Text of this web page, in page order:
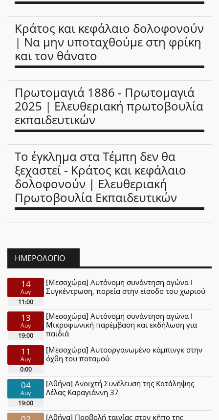
Κράτος και κεφάλαιο δολοφονούν
| Να μην υποταχθούμε στη φρίκη
και τον θάνατο
Πρωτομαγιά 1886 - Πρωτομαγιά
2025 | Ελευθεριακή πρωτοβουλία
εκπαιδευτικών
Το έγκλημα στα Τέμπη δεν θα
ξεχαστεί - Κράτος και κεφάλαιο
δολοφονούν | Ελευθεριακή
Πρωτοβουλία Εκπαιδευτικών
ΗΜΕΡΟΛΌΓΙΟ
14
Αυγ
11:00
[Μεσοχώρα] Αυτόνομη συνάντηση αγώνα Ι
Συγκέντρωση, πορεία στην είσοδο του χωριού
13
Αυγ
19:00
[Μεσοχώρα] Αυτόνομη συνάντηση αγώνα Ι
Μικροφωνική παρέμβαση και εκδήλωση για
παιδιά
11
Αυγ
0:00
[Μεσοχώρα] Αυτοοργανωμένο κάμπινγκ στην
όχθη του ποταμού
04
Αυγ
19:00
[Αθήνα] Ανοιχτή Συνέλευση της Κατάληψης
Λέλας Καραγιάννη 37
[Αθήνα] Προβολή ταινίας στον κήπο της